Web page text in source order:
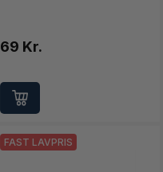
69 Kr.
FAST LAVPRIS